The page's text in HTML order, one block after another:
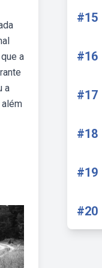
a
a
#15
#16
#17
#18
#19
#20